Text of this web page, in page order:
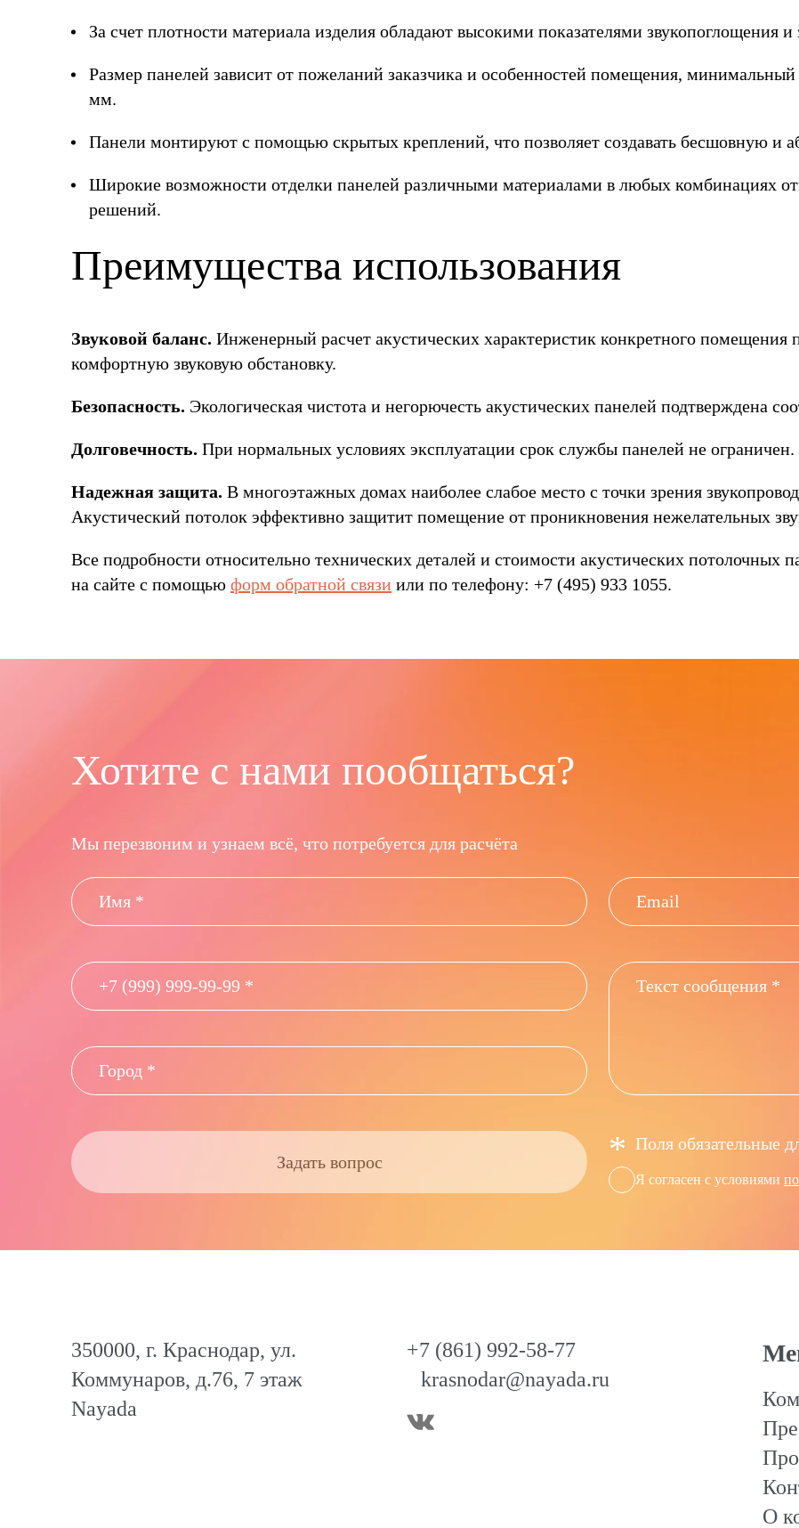
За счет плотности материала изделия обладают высокими показателями звукопоглощения и
Размер панелей зависит от пожеланий заказчика и особенностей помещения,
мм.
Панели монтируют с помощью скрытых креплений, что позволяет создавать бесшовную и
Широкие возможности отделки панелей различными материалами в любых комбинациях
решений.
Преимущества использования
Звуковой баланс. Инженерный расчет акустических характеристик конкретного помещения
комфортную звуковую обстановку.
Безопасность. Экологическая чистота и негорючесть акустических панелей подтверждена
Долговечность. При нормальных условиях эксплуатации срок службы панелей не ограничен.
Надежная защита. В многоэтажных домах наиболее слабое место с точки зрения
Акустический потолок эффективно защитит помещение от проникновения нежелательных
Все подробности относительно технических деталей и стоимости акустических
на сайте с помощью форм обратной связи или по телефону: +7 (495) 933 1055.
Хотите с нами пообщаться?
Мы перезвоним и узнаем всё, что потребуется для расчёта
Задать вопрос * Поля обязательные
Я согласен с условиями
О
350000, г. Краснодар, ул.
Коммунаров, д.76, 7 этаж
Nayada
+7 (861) 992-58-77
krasnodar@nayada.ru